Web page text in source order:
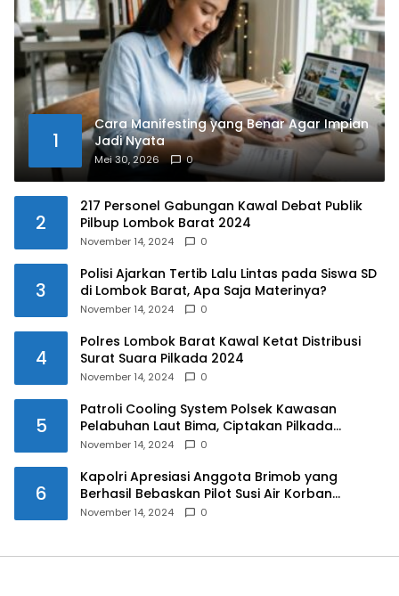
1
Cara Manifesting yang Benar Agar Impian
Jadi Nyata
Mei 30, 2026 0
2
217 Personel Gabungan Kawal Debat Publik
Pilbup Lombok Barat 2024
November 14, 2024 0
3
Polisi Ajarkan Tertib Lalu Lintas pada Siswa SD
di Lombok Barat, Apa Saja Materinya?
November 14, 2024 0
4
Polres Lombok Barat Kawal Ketat Distribusi
Surat Suara Pilkada 2024
November 14, 2024 0
5
Patroli Cooling System Polsek Kawasan
Pelabuhan Laut Bima, Ciptakan Pilkada
Serentak 2024 yang Aman dan Damai
November 14, 2024 0
6
Kapolri Apresiasi Anggota Brimob yang
Berhasil Bebaskan Pilot Susi Air Korban
Penyanderaan KKB
November 14, 2024 0